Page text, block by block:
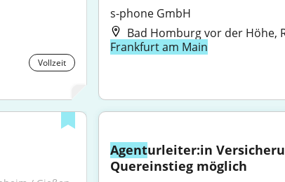
Vollzeit
s-phone GmbH
Bad Homburg vor der Höhe,
Frankfurt am Main
Agenturleiter:in
Quereinstieg möglich